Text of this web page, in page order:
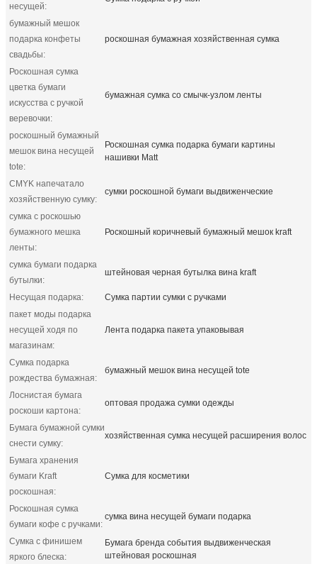
несущей:
бумажный мешок
подарка конфеты
свадьбы:
роскошная бумажная хозяйственная сумка
Роскошная сумка
цветка бумаги
искусства с ручкой
веревочки:
бумажная сумка со смычк-узлом ленты
роскошный бумажный
мешок вина несущей
tote:
Роскошная сумка подарка бумаги картины
нашивки Matt
CMYK напечатало
хозяйственную сумку:
сумки роскошной бумаги выдвиженческие
сумка с роскошью
бумажного мешка
ленты:
Роскошный коричневый бумажный мешок kraft
сумка бумаги подарка
бутылки:
штейновая черная бутылка вина kraft
Несущая подарка:
Сумка партии сумки с ручками
пакет моды подарка
несущей ходя по
магазинам:
Лента подарка пакета упаковывая
Сумка подарка
рождества бумажная:
бумажный мешок вина несущей tote
Лоснистая бумага
роскоши картона:
оптовая продажа сумки одежды
Бумага бумажной сумки
снести сумку:
хозяйственная сумка несущей расширения волос
Бумага хранения
бумаги Kraft
роскошная:
Сумка для косметики
Роскошная сумка
бумаги кофе с ручками:
сумка вина несущей бумаги подарка
Сумка с финишем
яркого блеска:
Бумага бренда события выдвиженческая
штейновая роскошная